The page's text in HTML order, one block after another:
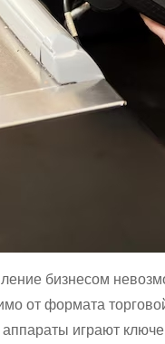
бизнесом
от формата
играют